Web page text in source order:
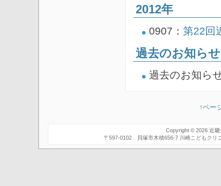
2012年
0907： 第22回
過去のお知らせ
過去のお知ら
↑ペー
Copyright © 2026 近畿
〒597-0102 貝塚市木積656-7 川崎こどもクリ